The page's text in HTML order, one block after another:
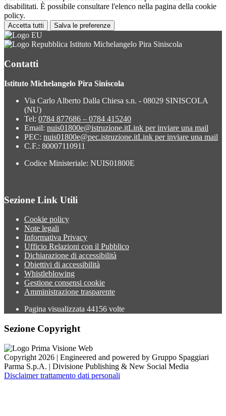
disabilitati. È possibile consultare l'elenco nella pagina della cookie
policy.
Accetta tutti Salva le preferenze
Istituto Michelangelo Pira Siniscola
Contatti
Istituto Michelangelo Pira Siniscola
Via Carlo Alberto Dalla Chiesa s.n. - 08029 SINISCOLA
(NU)
Tel: 0784 877686 – 0784 415240
Email: nuis01800e@istruzione.itLink per inviare una mail
PEC: nuis01800e@pec.istruzione.itLink per inviare una mail
C.F.: 80007110911
Codice Ministeriale: NUIS01800E
Sezione Link Utili
Cookie policy
Note legali
Informativa Privacy
Ufficio Relazioni con il Pubblico
Dichiarazione di accessibilità
Obiettivi di accessibilità
Whistleblowing
Gestione consensi cookie
Amministrazione trasparente
Pagina visualizzata 44156 volte
Sezione Copyright
Copyright 2026 | Engineered and powered by Gruppo Spaggiari
Parma S.p.A. | Divisione Publishing & New Social Media
Disclaimer trattamento dati personali